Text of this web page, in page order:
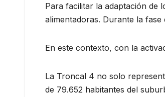
Para facilitar la adaptación de
alimentadoras. Durante la
En este contexto, con la
La Troncal 4 no solo
de 79.652 habitantes del